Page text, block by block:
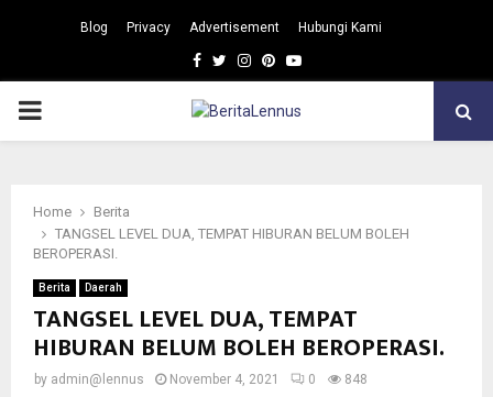
Blog Privacy Advertisement Hubungi Kami
Facebook
TwitterInstagram
Pinterest
Youtube
PRIMARY
Home
Berita
TANGSEL LEVEL DUA, TEMPAT HIBURAN BELUM BOLEH
BEROPERASI.
Berita Daerah
TANGSEL LEVEL DUA, TEMPAT
HIBURAN BELUM BOLEH BEROPERASI.
by admin@lennus November 4, 2021 0 848